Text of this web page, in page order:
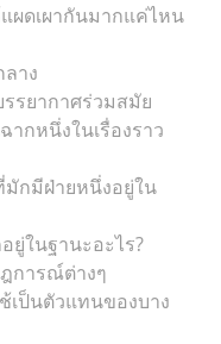
ผดเผากันมากแค่ไหน
าง
รยากาศร่วมสมัย
ากหนึ่งในเรื่องราว
มักมีฝ่ายหนึ่งอยู่ใน
ยู่ในฐานะอะไร?
การณ์ต่างๆ
เป็นตัวแทนของบาง